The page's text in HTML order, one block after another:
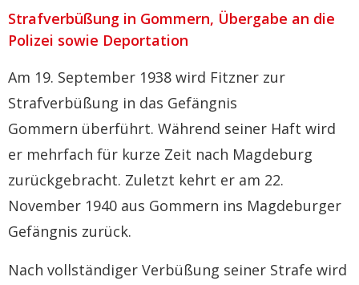
Strafverbüßung in Gommern, Übergabe an die
Polizei sowie Deportation
Am 19. September 1938 wird Fitzner zur
Strafverbüßung in das Gefängnis
Gommern überführt. Während seiner Haft wird
er mehrfach für kurze Zeit nach Magdeburg
zurückgebracht. Zuletzt kehrt er am 22.
November 1940 aus Gommern ins Magdeburger
Gefängnis zurück.
Nach vollständiger Verbüßung seiner Strafe wird